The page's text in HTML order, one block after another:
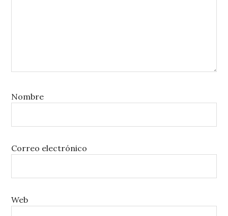
Nombre
Correo electrónico
Web